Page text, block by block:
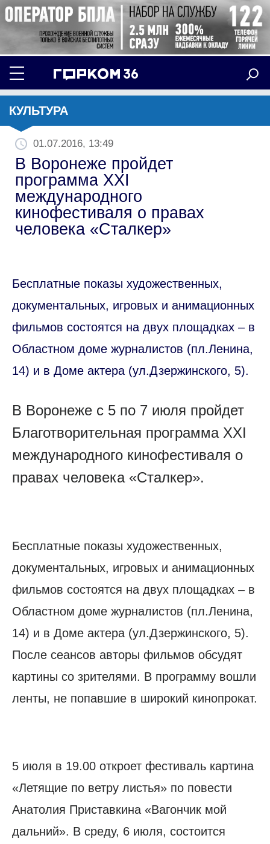
КУЛЬТУРА
01.07.2016, 13:49
В Воронеже пройдет
программа XXI
международного
кинофестиваля о правах
человека «Сталкер»
Бесплатные показы художественных,
документальных, игровых и анимационных
фильмов состоятся на двух площадках – в
Областном доме журналистов (пл.Ленина,
14) и в Доме актера (ул.Дзержинского, 5).
В Воронеже с 5 по 7 июля пройдет
Благотворительная программа XXI
международного кинофестиваля о
правах человека «Сталкер».
Бесплатные показы художественных,
документальных, игровых и анимационных
фильмов состоятся на двух площадках – в
Областном доме журналистов (пл.Ленина,
14) и в Доме актера (ул.Дзержинского, 5).
После сеансов авторы фильмов обсудят
картины со зрителями. В программу вошли
ленты, не попавшие в широкий кинопрокат.
5 июля в 19.00 откроет фестиваль картина
«Летящие по ветру листья» по повести
Анатолия Приставкина «Вагончик мой
дальний». В среду, 6 июля, состоится